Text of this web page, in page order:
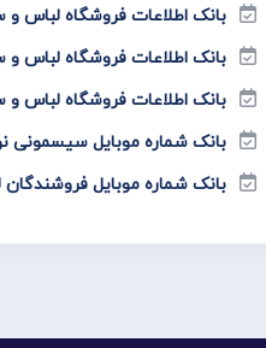
بانک اطلاعات فروشگاه لباس
بانک اطلاعات فروشگاه لباس
بانک اطلاعات فروشگاه لباس
بانک شماره موبایل سیسمونی
بانک شماره موبایل فروشندگان